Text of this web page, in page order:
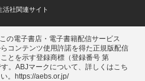
活社関連サイト
の電子書店・電子書籍配信サービス
コンテンツ使用許諾を得た正規版配信
とを示す登録商標（登録番号 第
。ABJマークについて、詳しくはこち
。 https://aebs.or.jp/